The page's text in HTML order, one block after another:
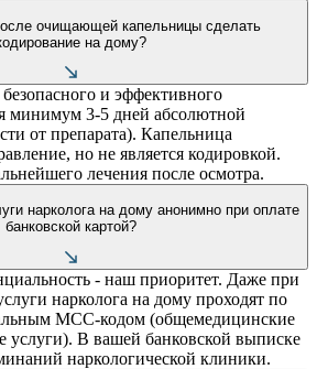
очищающей капельницы сделать
на дому?
и эффективного
минимум 3-5 дней абсолютной
от препарата). Капельница
но не является кодировкой.
лечения после осмотра.
нарколога на дому анонимно при оплате
банковской картой?
- наш приоритет. Даже при
нарколога на дому проходят по
MCC-кодом (общемедицинские
услуги). В вашей банковской выписке
наркологической клиники.